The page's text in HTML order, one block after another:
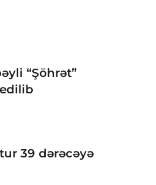
“Şöhrət”
39 dərəcəyə